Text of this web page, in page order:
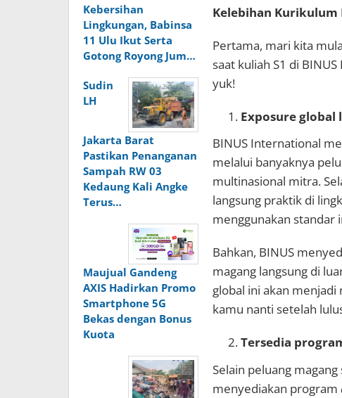
Kebersihan
Lingkungan, Babinsa
11 Ulu Ikut Serta
Gotong Royong Jum…
Sudin
LH
Jakarta Barat
Pastikan Penanganan
Sampah RW 03
Kedaung Kali Angke
Terus…
Maujual Gandeng
AXIS Hadirkan Promo
Smartphone 5G
Bekas dengan Bonus
Kuota
Kelebihan Kurikulum
Pertama, mari kita
saat kuliah S1 di
yuk!
Exposure global
BINUS International
melalui banyaknya
multinasional mitra.
langsung praktik di
menggunakan standar
Bahkan, BINUS
magang langsung di
global ini akan menjadi
kamu nanti setelah
Tersedia
Selain peluang
menyediakan program